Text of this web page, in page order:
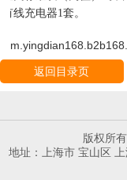
有线充电器1套。
返回目录页
版权所
地址：上海市 宝山区